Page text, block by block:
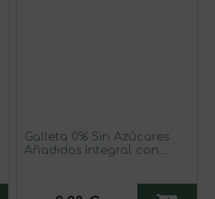
Galleta 0% Sin Azúcares
Añadidos Integral con